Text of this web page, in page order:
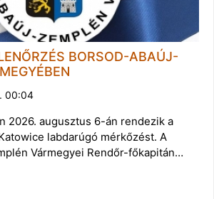
BORSOD-ABAÚJ-
00:04
2026. augusztus 6-án rendezik a
labdarúgó mérkőzést. A
Vármegyei Rendőr-főkapitán…